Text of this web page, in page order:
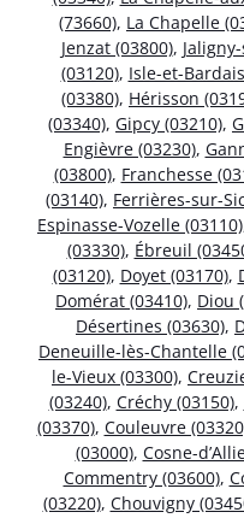
(73660), La Chapelle
Jenzat (03800),
(03120), Isle-et-
(03380), Hérisson
(03340), Gipcy (03210),
Engièvre (03230),
(03800), Franchesse
(03140), Ferrières-sur-
Espinasse-Vozelle (03110)
(03330), Ébreuil
(03120), Doyet (03170),
Domérat (03410), Diou
Désertines (03630),
Deneuille-lès-Chantelle
le-Vieux (03300),
(03240), Créchy (03150),
(03370), Couleuvre
(03000), Cosne-
Commentry (03600),
(03220), Chouvigny